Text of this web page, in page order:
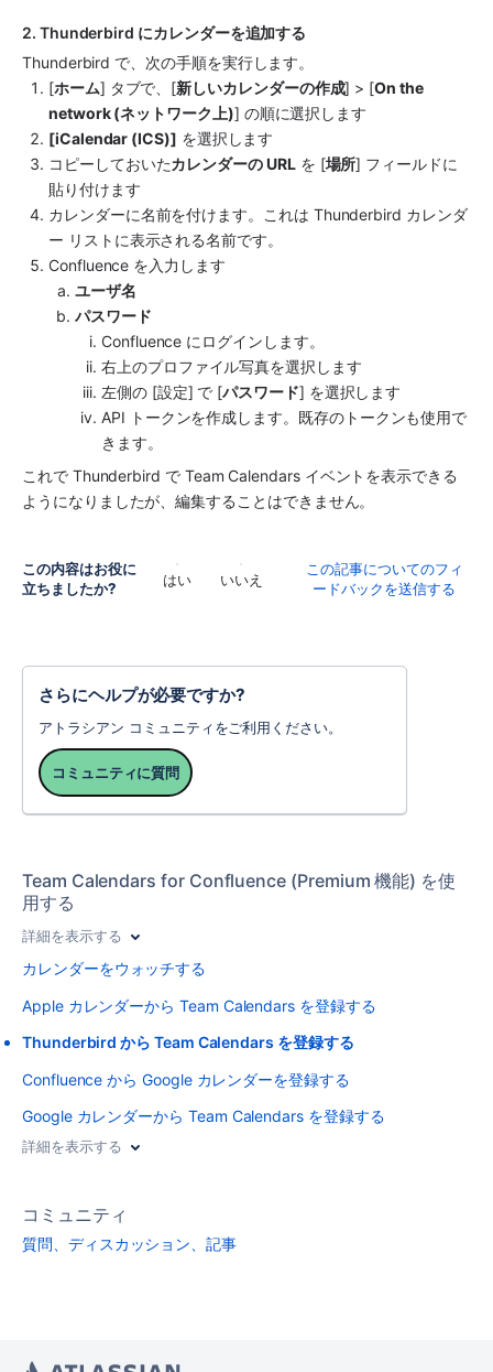
2. Thunderbird にカレンダーを追加する
Thunderbird で、次の手順を実行します。
[ホーム] タブで、[新しいカレンダーの作成] > [On the
network (ネットワーク上)] の順に選択します
[iCalendar (ICS)] を選択します
コピーしておいたカレンダーの URL を [場所] フィールドに
貼り付けます
カレンダーに名前を付けます。これは Thunderbird カレンダ
ー リストに表示される名前です。
Confluence を入力します
ユーザ名
パスワード
Confluence にログインします。
右上のプロファイル写真を選択します
左側の [設定] で [パスワード] を選択します
API トークンを作成します。既存のトークンも使用で
きます。
これで Thunderbird で Team Calendars イベントを表示できる
ようになりましたが、編集することはできません。
この内容はお役に
立ちましたか?
はい いいえ
この記事についてのフィ
ードバックを送信する
さらにヘルプが必要ですか?
アトラシアン コミュニティをご利用ください。
コミュニティに質問
Team Calendars for Confluence (Premium 機能) を使
用する
詳細を表示する
カレンダーをウォッチする
Apple カレンダーから Team Calendars を登録する
Thunderbird から Team Calendars を登録する
Confluence から Google カレンダーを登録する
Google カレンダーから Team Calendars を登録する
詳細を表示する
コミュニティ
質問、ディスカッション、記事